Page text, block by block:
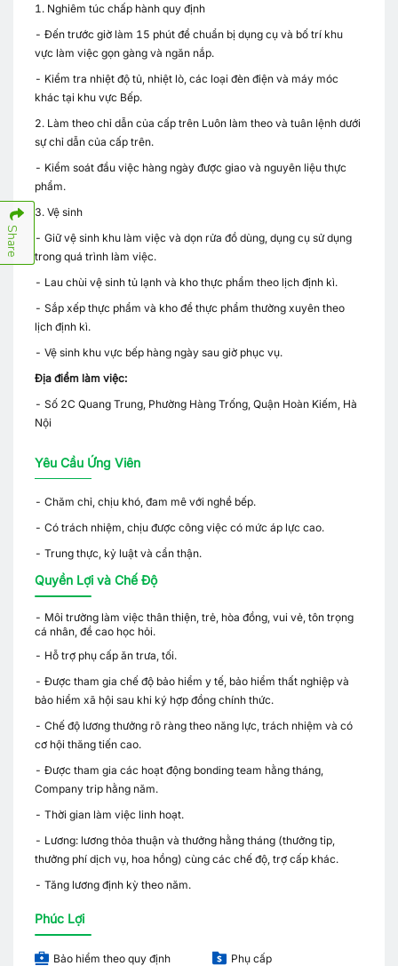
1. Nghiêm túc chấp hành quy định
- Đến trước giờ làm 15 phút để chuẩn bị dụng cụ và bố trí khu
vực làm việc gọn gàng và ngăn nắp.
- Kiểm tra nhiệt độ tủ, nhiệt lò, các loại đèn điện và máy móc
khác tại khu vực Bếp.
2. Làm theo chỉ dẫn của cấp trên Luôn làm theo và tuân lệnh dưới
sự chỉ dẫn của cấp trên.
- Kiểm soát đầu việc hàng ngày được giao và nguyên liệu thực
phẩm.
3. Vệ sinh
- Giữ vệ sinh khu làm việc và dọn rửa đồ dùng, dụng cụ sử dụng
trong quá trình làm việc.
- Lau chùi vệ sinh tủ lạnh và kho thực phẩm theo lịch định kì.
- Sắp xếp thực phẩm và kho để thực phẩm thường xuyên theo
lịch định kì.
- Vệ sinh khu vực bếp hàng ngày sau giờ phục vụ.
Địa điểm làm việc:
- Số 2C Quang Trung, Phường Hàng Trống, Quận Hoàn Kiếm, Hà
Nội
Yêu Cầu Ứng Viên
- Chăm chỉ, chịu khó, đam mê với nghề bếp.
- Có trách nhiệm, chịu được công việc có mức áp lực cao.
- Trung thực, kỷ luật và cẩn thận.
Quyền Lợi và Chế Độ
- Môi trường làm việc thân thiện, trẻ, hòa đồng, vui vẻ, tôn trọng
cá nhân, đề cao học hỏi.
- Hỗ trợ phụ cấp ăn trưa, tối.
- Được tham gia chế độ bảo hiểm y tế, bảo hiểm thất nghiệp và
bảo hiểm xã hội sau khi ký hợp đồng chính thức.
- Chế độ lương thưởng rõ ràng theo năng lực, trách nhiệm và có
cơ hội thăng tiến cao.
- Được tham gia các hoạt động bonding team hằng tháng,
Company trip hằng năm.
- Thời gian làm việc linh hoạt.
- Lương: lương thỏa thuận và thưởng hằng tháng (thưởng tip,
thưởng phí dịch vụ, hoa hồng) cùng các chế độ, trợ cấp khác.
- Tăng lương định kỳ theo năm.
Phúc Lợi
Bảo hiểm theo quy định
Phụ cấp
Share